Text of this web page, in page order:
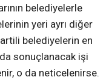
belediyelerle
yeri ayrı diğer
belediyelerin en
sonuçlanacak işi
o da neticelenirse.